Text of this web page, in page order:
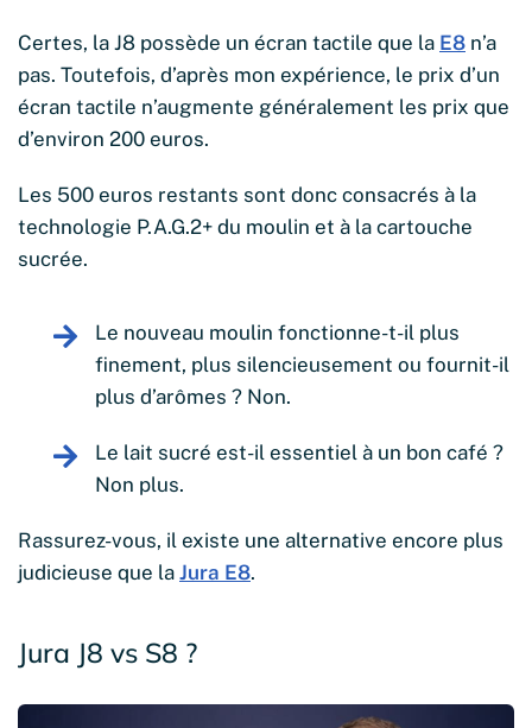
Certes, la J8 possède un écran tactile que la E8 n’a
pas. Toutefois, d’après mon expérience, le prix d’un
écran tactile n’augmente généralement les prix que
d’environ 200 euros.
Les 500 euros restants sont donc consacrés à la
technologie P.A.G.2+ du moulin et à la cartouche
sucrée.
Le nouveau moulin fonctionne-t-il plus
finement, plus silencieusement ou fournit-il
plus d’arômes ? Non.
Le lait sucré est-il essentiel à un bon café ?
Non plus.
Rassurez-vous, il existe une alternative encore plus
judicieuse que la Jura E8.
Jura J8 vs S8 ?